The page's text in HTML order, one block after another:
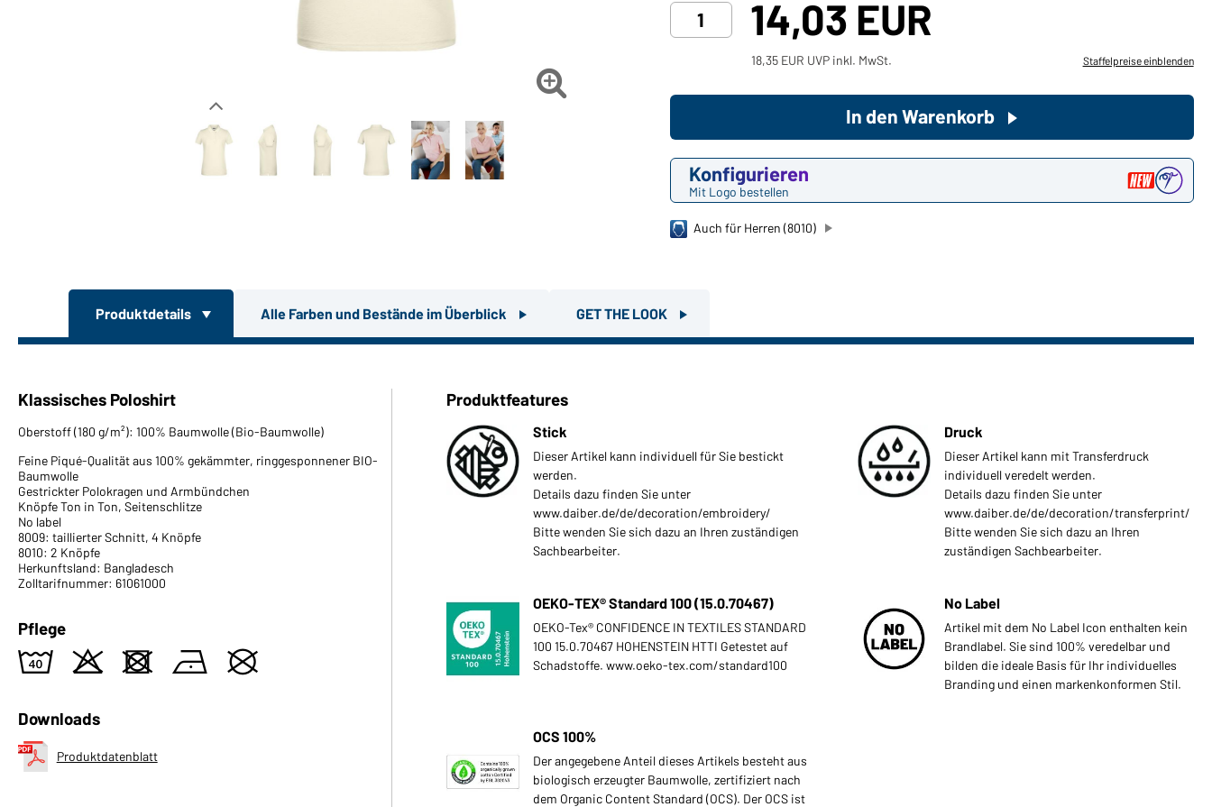
privaten Bedarf einkaufen?
Hier geht's zu unserem
Endkundenshop

14,03 EUR
18,35 EUR UVP inkl. MwSt. Staffelpreise einblenden
Konfigurieren
Mit Logo bestellen
In den Warenkorb
Auch für Herren (8010)
Produktdetails Alle Farben und Bestände im Überblick GET THE LOOK
Klassisches Poloshirt
Oberstoff (180 g/m²): 100% Baumwolle (Bio-Baumwolle)
Feine Piqué-Qualität aus 100% gekämmter, ringgesponnener BIO-
Baumwolle
Gestrickter Polokragen und Armbündchen
Knöpfe Ton in Ton, Seitenschlitze
No label
8009: taillierter Schnitt, 4 Knöpfe
8010: 2 Knöpfe
Herkunftsland: Bangladesch
Zolltarifnummer: 61061000
Pflege
8 o d n U
Downloads
Produktdatenblatt
Produktfeatures
Stick
Dieser Artikel kann individuell für Sie bestickt
werden.
Details dazu finden Sie unter
www.daiber.de/de/decoration/embroidery/
Bitte wenden Sie sich dazu an Ihren zuständigen
Sachbearbeiter.
Druck
Dieser Artikel kann mit Transferdruck
individuell veredelt werden.
Details dazu finden Sie unter
www.daiber.de/de/decoration/transferprint/
Bitte wenden Sie sich dazu an Ihren
zuständigen Sachbearbeiter.
OEKO-TEX® Standard 100 (15.0.70467)
OEKO-Tex® CONFIDENCE IN TEXTILES STANDARD
100 15.0.70467 HOHENSTEIN HTTI Getestet auf
Schadstoffe. www.oeko-tex.com/standard100
No Label
Artikel mit dem No Label Icon enthalten kein
Brandlabel. Sie sind 100% veredelbar und
bilden die ideale Basis für Ihr individuelles
Branding und einen markenkonformen Stil.
OCS 100%
Der angegebene Anteil dieses Artikels besteht aus
biologisch erzeugter Baumwolle, zertifiziert nach
dem Organic Content Standard (OCS). Der OCS ist